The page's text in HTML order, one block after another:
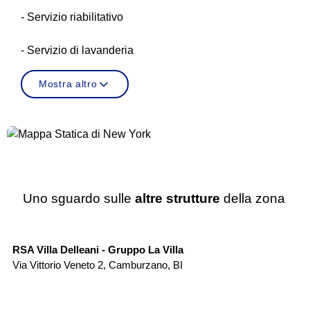
- Servizio riabilitativo
- Servizio di lavanderia
Mostra altro
Uno sguardo sulle altre strutture della zona
RSA Villa Delleani - Gruppo La Villa
Via Vittorio Veneto 2, Camburzano, BI